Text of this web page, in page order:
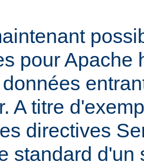
pour Apache
A titre
directives
standard d'un